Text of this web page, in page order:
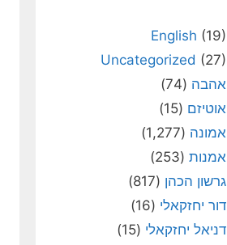
English (19)
Uncategorized (27)
אהבה (74)
אוטיזם (15)
אמונה (1,277)
אמנות (253)
גרשון הכהן (817)
דור יחזקאלי (16)
דניאל יחזקאלי (15)